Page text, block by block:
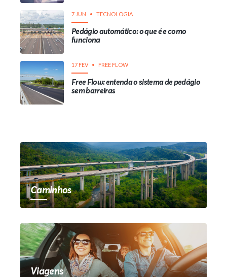
7 JUN TECNOLOGIA
Pedágio automático: o que é e como
funciona
17 FEV FREE FLOW
Free Flow: entenda o sistema de pedágio
sem barreiras
Caminhos
Viagens